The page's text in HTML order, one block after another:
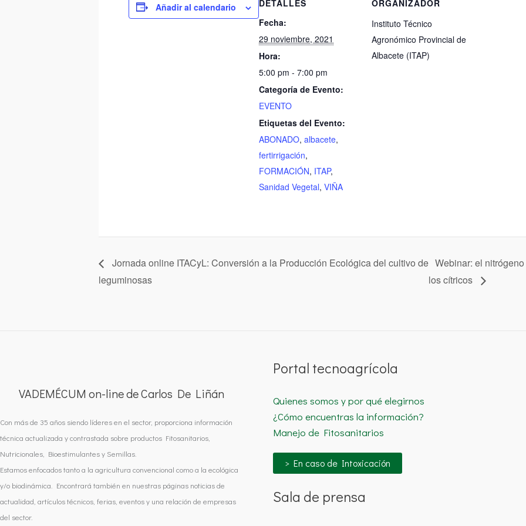
Añadir al calendario
DETALLES
Fecha:
29 noviembre, 2021
Hora:
5:00 pm - 7:00 pm
Categoría de Evento:
EVENTO
Etiquetas del Evento:
ABONADO, albacete,
fertirrigación,
FORMACIÓN, ITAP,
Sanidad Vegetal, VIÑA
ORGANIZADOR
Instituto Técnico
Agronómico Provincial de
Albacete (ITAP)
Jornada online ITACyL: Conversión a la Producción Ecológica del cultivo de
leguminosas
Webinar: el
los cítricos
VADEMÉCUM on-line de Carlos De Liñán
Con más de 35 años siendo líderes en el sector, proporciona información
técnica actualizada y contrastada sobre productos Fitosanitarios,
Nutricionales, Bioestimulantes y Semillas.
Estamos enfocados tanto a la agricultura convencional como a la ecológica
y/o biodinámica. Encontrará también en nuestras páginas noticias de
actualidad, artículos técnicos, ferias, eventos y una relación de empresas
del sector.
Portal tecnoagrícola
Quienes somos y por qué elegirnos
¿Cómo encuentras la información?
Manejo de Fitosanitarios
> En caso de Intoxicación
Sala de prensa